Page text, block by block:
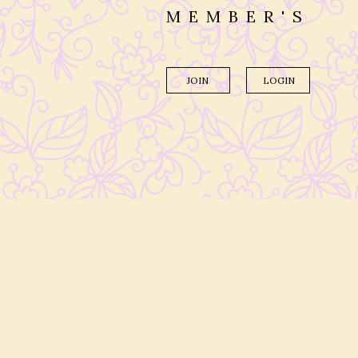
MEMBER'S
JOIN LOGIN